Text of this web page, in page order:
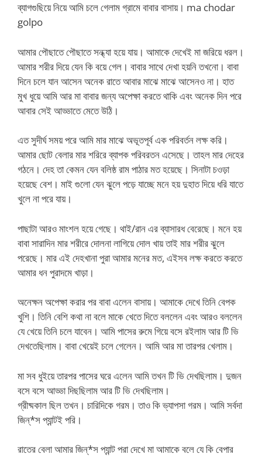
ব্যাগগুছিয়ে নিয়ে আমি চলে গেলাম গ্রামে বাবার বাসায়। ma chodar
golpo
আমার পৌছাতে পৌছাতে সন্ধ্যা হয়ে যায়। আমাকে দেখেই মা জরিয়ে ধরল।
আমার শরীর দিয়ে যেন কি বয়ে গেল। বাবার সাথে দেখা হয়নি তখনো। বাবা
দিনে চলে যান আসেন অনেক রাতে আবার মাঝে মাঝে আসেনও না। হাত
মুখ ধুয়ে আমি আর মা বাবার জন্য অপেক্ষা করতে থাকি এবং অনেক দিন পরে
আবার সেই আড্ডাতে মেতে উঠি।
এত সুদীর্ঘ সময় পরে আমি মার মাঝে অভূতপূর্ব এক পরিবর্তন লক্ষ করি।
আমার ছোট বেলার মার শরিরে ব্যাপক পরিবরতন এসেছে। তাহল মার দেহের
গঠনে। দেহ তা কেমন যেন বলিষ্ঠ রাম পাঠার মত হয়েছে। সিনাটা চওড়া
হয়েছে বেশ। মাই গুলো যেন ঝুলে পড়ে যাচ্ছে মনে হয় দুহাত দিয়ে ধরি যাতে
খুলে না পরে যায়।
পাছাটা আরও মাংশল হয়ে গেছে। থাই/রান এর ব্যাসারধ বেরেছে। মনে হয়
বাবা সারাদিন মার শরীরে দোলনা লাগিয়ে দোল খায় তাই মার শরীর ঝুলে
পরেছে। মার এই দেহখানা পুরা আমার মনের মত, এইসব লক্ষ করতে করতে
আমার ধন পুরাদমে খাড়া।
অনেক্ষন অপেক্ষা করার পর বাবা এলেন বাসায়। আমাকে দেখে তিনি বেপক
খুশি। তিনি বেশি কথা না বলে মাকে খেতে দিতে বললেন এবং আরও বললেন
যে খেয়ে তিনি চলে যাবেন। আমি পাসের রুমে গিয়ে বসে রইলাম আর টি ভি
দেখতেছিলাম। বাবা খেয়েই চলে গেলেন। আমি আর মা তারপর খেলাম।
মা সব ধুইয়ে তারপর পাসের ঘরে এলেন আমি তখন টি ভি দেখছিলাম। দুজন
বসে বসে আড্ডা দিছছিলাম আর টি ভি দেখছিলাম।
গ্রীষ্মকাল ছিল তখন। চারিদিকে গরম। তাও কি ভ্যাপসা গরম। আমি সর্বদা
জিন্*স প্যান্টই পরি।
রাতের বেলা আমার জিন্*স প্যান্ট পরা দেখে মা আমাকে বলে যে কি বেপার